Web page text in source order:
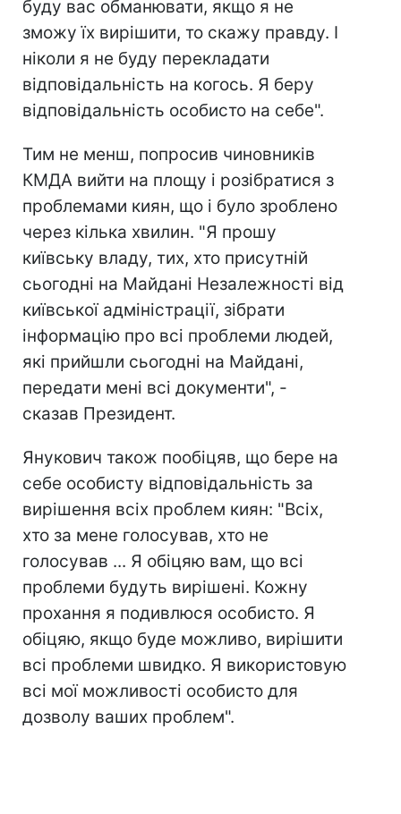
буду вас обманювати, якщо я не
зможу їх вирішити, то скажу правду. І
ніколи я не буду перекладати
відповідальність на когось. Я беру
відповідальність особисто на себе".
Тим не менш, попросив чиновників
КМДА вийти на площу і розібратися з
проблемами киян, що і було зроблено
через кілька хвилин. "Я прошу
київську владу, тих, хто присутній
сьогодні на Майдані Незалежності від
київської адміністрації, зібрати
інформацію про всі проблеми людей,
які прийшли сьогодні на Майдані,
передати мені всі документи", -
сказав Президент.
Янукович також пообіцяв, що бере на
себе особисту відповідальність за
вирішення всіх проблем киян: "Всіх,
хто за мене голосував, хто не
голосував ... Я обіцяю вам, що всі
проблеми будуть вирішені. Кожну
прохання я подивлюся особисто. Я
обіцяю, якщо буде можливо, вирішити
всі проблеми швидко. Я використовую
всі мої можливості особисто для
дозволу ваших проблем".